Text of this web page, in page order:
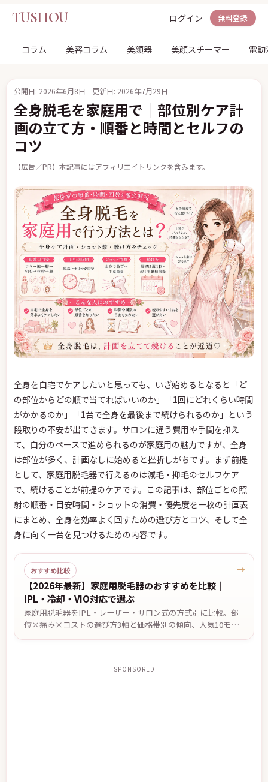
TUSHOU ログイン 無料登録
コラム 美容コラム 美顔器 美顔スチーマー 電
公開日: 2026年6月8日 更新日: 2026年7月29日
全身脱毛を家庭用で｜部位別ケア計
画の立て方・順番と時間とセルフの
コツ
【広告／PR】本記事にはアフィリエイトリンクを含みます。
全身を自宅でケアしたいと思っても、いざ始めるとなると「ど
の部位からどの順で当てればいいのか」「1回にどれくらい時間
がかかるのか」「1台で全身を最後まで続けられるのか」という
段取りの不安が出てきます。サロンに通う費用や手間を抑え
て、自分のペースで進められるのが家庭用の魅力ですが、全身
は部位が多く、計画なしに始めると挫折しがちです。まず前提
として、家庭用脱毛器で行えるのは減毛・抑毛のセルフケア
で、続けることが前提のケアです。この記事は、部位ごとの照
射の順番・目安時間・ショットの消費・優先度を一枚の計画表
にまとめ、全身を効率よく回すための選び方とコツ、そして全
身に向く一台を見つけるための内容です。
おすすめ比較
【2026年最新】家庭用脱毛器のおすすめを比較｜
IPL・冷却・VIO対応で選ぶ
家庭用脱毛器をIPL・レーザー・サロン式の方式別に比較。部
位×痛み×コストの選び方3軸と価格帯別の傾向、人気10モデ
ルの比較を編集部がまとめました。効果の感じ方には個人差が
→
SPONSORED